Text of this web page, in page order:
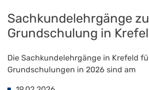
Sachkundelehrgänge
Grundschulung in
Die Sachkundelehrgänge in Krefeld
Grundschulungen in 2026 sind am